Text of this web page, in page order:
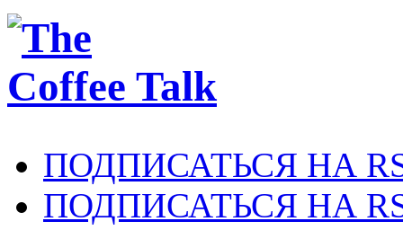
ПОДПИСАТЬСЯ НА
ПОДПИСАТЬСЯ НА